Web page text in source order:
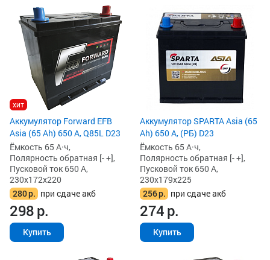
хит
Аккумулятор Forward EFB
Asia (65 Ah) 650 А, Q85L D23
Ёмкость 65 А·ч,
Полярность обратная [- +],
Пусковой ток 650 А,
230x172x220
280р. при сдаче акб
298р.
Купить
Аккумулятор SPARTA Asia (65
Ah) 650 А, (РБ) D23
Ёмкость 65 А·ч,
Полярность обратная [- +],
Пусковой ток 650 А,
230x179x225
256р. при сдаче акб
274р.
Купить